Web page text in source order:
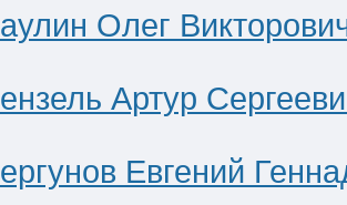
Олег
Артур
Евгений